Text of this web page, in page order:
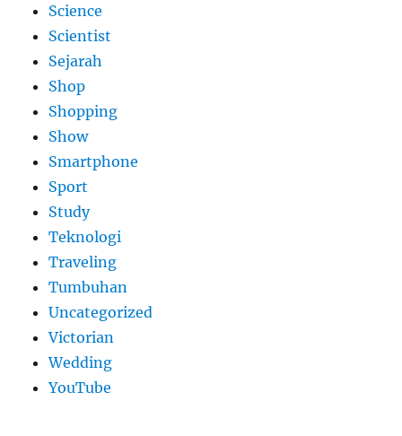
Science
Scientist
Sejarah
Shop
Shopping
Show
Smartphone
Sport
Study
Teknologi
Traveling
Tumbuhan
Uncategorized
Victorian
Wedding
YouTube